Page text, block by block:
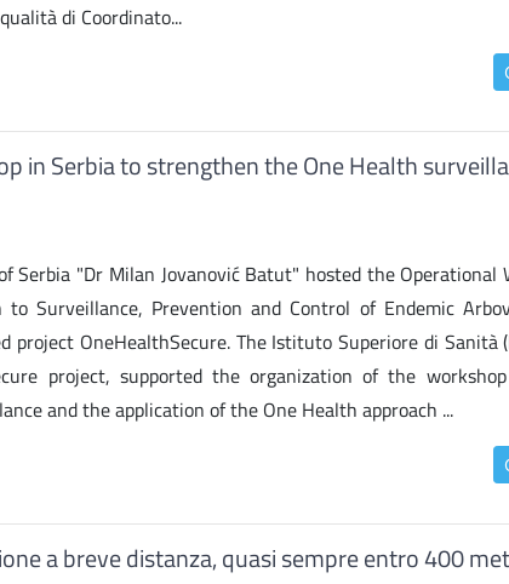
di Coordinato...
in Serbia to strengthen the One Health
"Dr Milan Jovanović Batut" hosted the Operational
Surveillance, Prevention and Control of Endemic
OneHealthSecure. The Istituto Superiore di Sanità
project, supported the organization of the
and the application of the One Health approach ...
a breve distanza, quasi sempre entro 400